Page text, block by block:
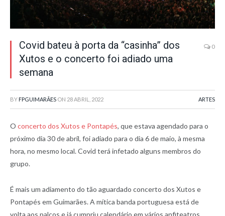
Covid bateu à porta da “casinha” dos
Xutos e o concerto foi adiado uma
semana
0
BY FPGUIMARÃES ON 28 ABRIL, 2022 ARTES
O concerto dos Xutos e Pontapés, que estava agendado para o
próximo dia 30 de abril, foi adiado para o dia 6 de maio, à mesma
hora, no mesmo local. Covid terá infetado alguns membros do
grupo.
É mais um adiamento do tão aguardado concerto dos Xutos e
Pontapés em Guimarães. A mítica banda portuguesa está de
volta aos palcos e já cumpriu calendário em vários anfiteatros